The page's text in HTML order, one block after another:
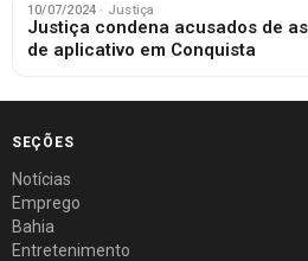
10/07/2024 · Justiça
Justiça condena acusados de
de aplicativo em Conquista
SEÇÕES
Notícias
Emprego
Bahia
Entretenimento